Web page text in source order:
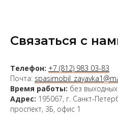
Связаться с
Телефон: +7 (812) 983 03-83
Почта:
Время работы: без
Адрес: 195067, г. Санкт-
проспект, 3Б, офис 1